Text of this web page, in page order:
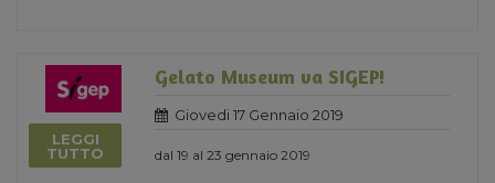
LEGGI
TUTTO
Gelato Museum va SIGEP!
Giovedi 17 Gennaio 2019
dal 19 al 23 gennaio 2019